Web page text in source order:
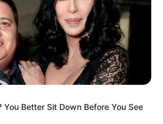
ને Subscribe કરો
You Better Sit Down Before You See